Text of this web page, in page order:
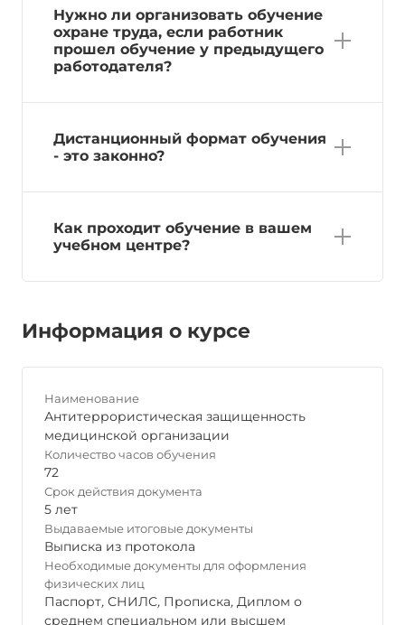
Нужно ли организовать обучение
охране труда, если работник
прошел обучение у предыдущего
работодателя?
Дистанционный формат обучения
- это законно?
Как проходит обучение в вашем
учебном центре?
Информация о курсе
Наименование
Антитеррористическая защищенность
медицинской организации
Количество часов обучения
72
Срок действия документа
5 лет
Выдаваемые итоговые документы
Выписка из протокола
Необходимые документы для оформления
физических лиц
Паспорт, СНИЛС, Прописка, Диплом о
среднем специальном или высшем